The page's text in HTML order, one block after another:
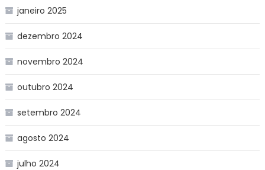
janeiro 2025
dezembro 2024
novembro 2024
outubro 2024
setembro 2024
agosto 2024
julho 2024